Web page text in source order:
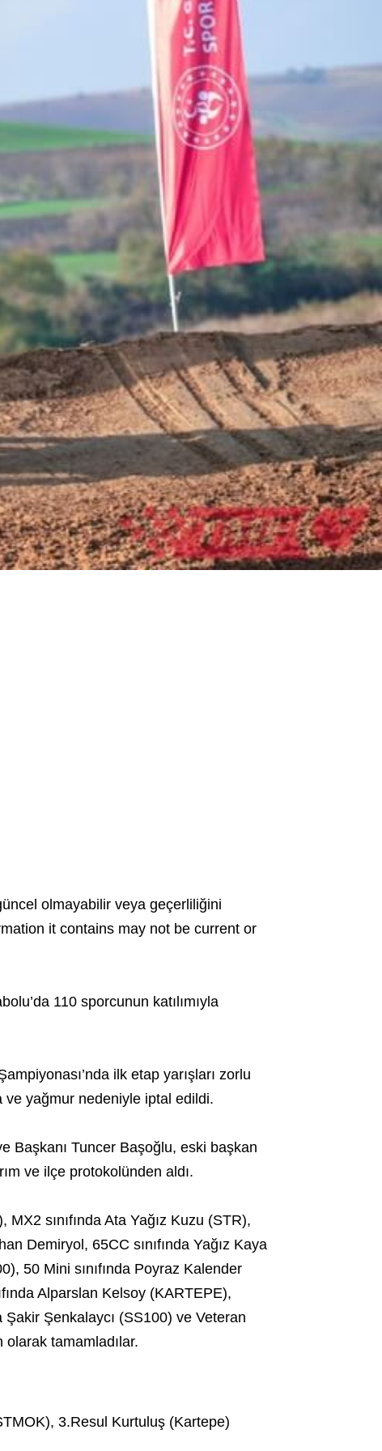
olmayabilir veya geçerliliğini
it contains may not be current or
110 sporcunun katılımıyla
ilk etap yarışları zorlu
ve yağmur nedeniyle iptal edildi.
Başkanı Tuncer Başoğlu, eski başkan
ve ilçe protokolünden aldı.
sınıfında Ata Yağız Kuzu (STR),
Demiryol, 65CC sınıfında Yağız Kaya
50 Mini sınıfında Poyraz Kalender
Alparslan Kelsoy (KARTEPE),
Şakir Şenkalaycı (SS100) ve Veteran
olarak tamamladılar.
3.Resul Kurtuluş (Kartepe)